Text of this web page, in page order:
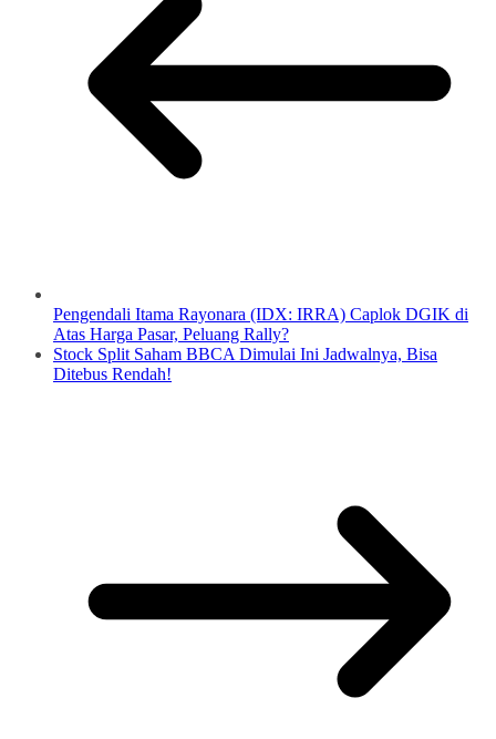
Pengendali Itama Rayonara (IDX: IRRA) Caplok DGIK di
Atas Harga Pasar, Peluang Rally?
Stock Split Saham BBCA Dimulai Ini Jadwalnya, Bisa
Ditebus Rendah!